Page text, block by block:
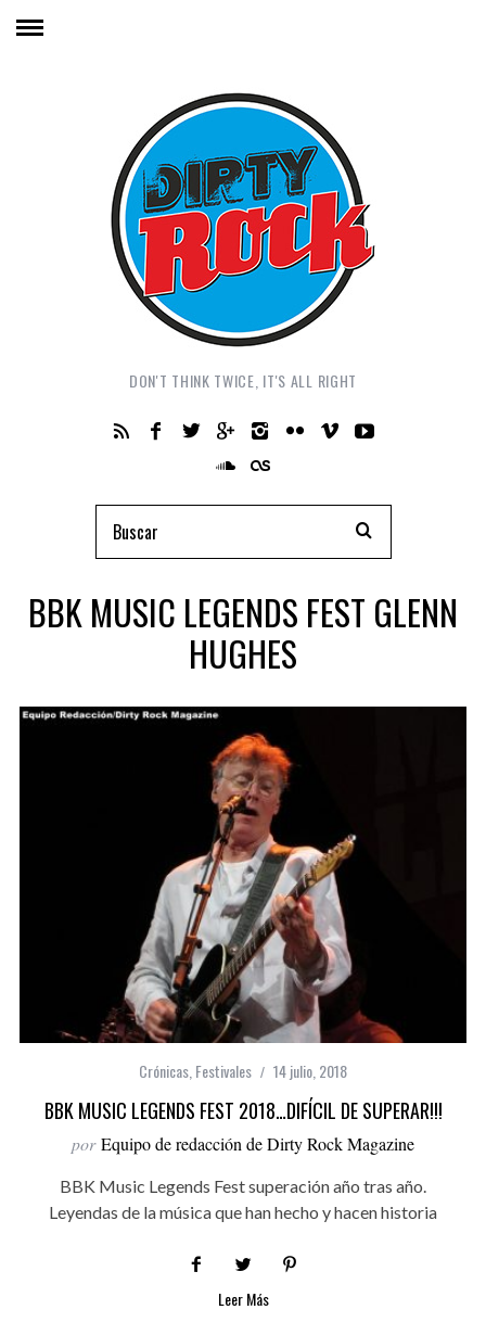
DON'T THINK TWICE, IT'S ALL RIGHT
BBK MUSIC LEGENDS FEST GLENN
HUGHES
Crónicas Festivales 14 julio, 2018
BBK MUSIC LEGENDS FEST 2018…DIFÍCIL DE SUPERAR!!!
por Equipo de redacción de Dirty Rock Magazine
BBK Music Legends Fest superación año tras año.
Leyendas de la música que han hecho y hacen historia
Leer Más